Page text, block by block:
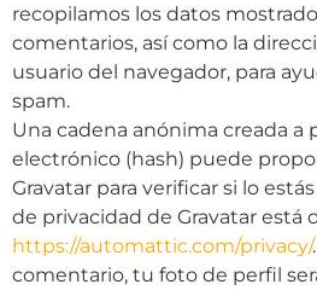
recopilamos los datos
comentarios, así como la
usuario del navegador, para
spam.
Una cadena anónima creada a
electrónico (hash) puede
Gravatar para verificar si lo
de privacidad de Gravatar está
https://automattic.com/privacy/
comentario, tu foto de perfil